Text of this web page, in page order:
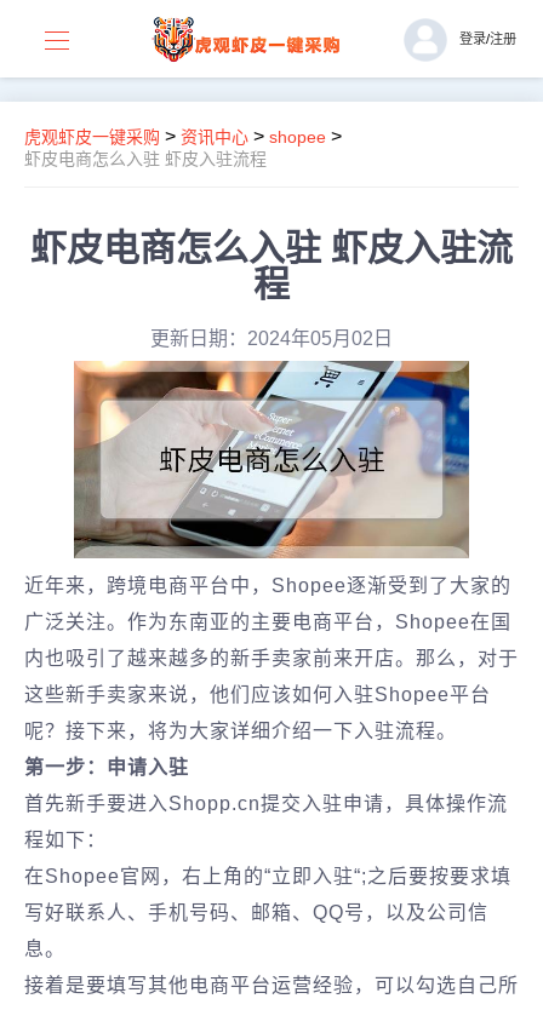
登录/注册
虎观虾皮一键采购 > 资讯中心 > shopee >
虾皮电商怎么入驻 虾皮入驻流程
虾皮电商怎么入驻 虾皮入驻流
程
更新日期：2024年05月02日
近年来，跨境电商平台中，Shopee逐渐受到了大家的
广泛关注。作为东南亚的主要电商平台，Shopee在国
内也吸引了越来越多的新手卖家前来开店。那么，对于
这些新手卖家来说，他们应该如何入驻Shopee平台
呢？接下来，将为大家详细介绍一下入驻流程。
第一步：申请入驻
首先新手要进入Shopp.cn提交入驻申请，具体操作流
程如下：
在Shopee官网，右上角的“立即入驻“;之后要按要求填
写好联系人、手机号码、邮箱、QQ号，以及公司信
息。
接着是要填写其他电商平台运营经验，可以勾选自己所